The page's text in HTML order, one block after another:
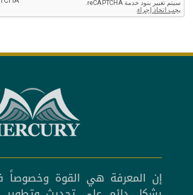
إن المعرفة هي القوة وخصوصاً